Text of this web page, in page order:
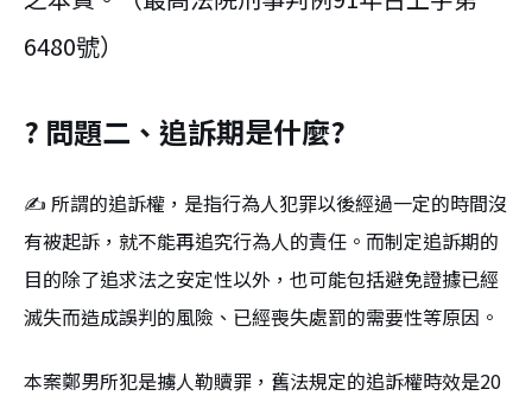
6480號）
? 問題二、追訴期是什麼?
✍ 所謂的追訴權，是指行為人犯罪以後經過一定的時間沒
有被起訴，就不能再追究行為人的責任。而制定追訴期的
目的除了追求法之安定性以外，也可能包括避免證據已經
滅失而造成誤判的風險、已經喪失處罰的需要性等原因。
本案鄭男所犯是擄人勒贖罪，舊法規定的追訴權時效是20